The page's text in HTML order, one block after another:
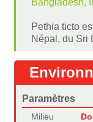
Bangladesh,
Pethia ticto
Népal, du Sri
Paramètres
Milieu